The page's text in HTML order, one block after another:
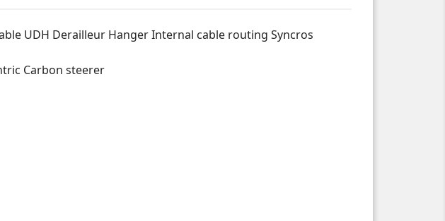
UDH Derailleur Hanger Internal cable routing Syncros
Carbon steerer